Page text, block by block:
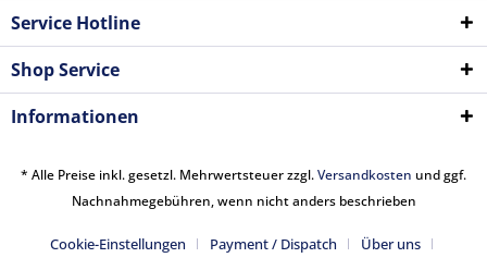
Service Hotline
Shop Service
Informationen
* Alle Preise inkl. gesetzl. Mehrwertsteuer zzgl.Versandkosten und ggf.
Nachnahmegebühren, wenn nicht anders beschrieben
Cookie-Einstellungen Payment / Dispatch
Über uns